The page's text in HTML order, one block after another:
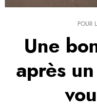
POUR
Une
après